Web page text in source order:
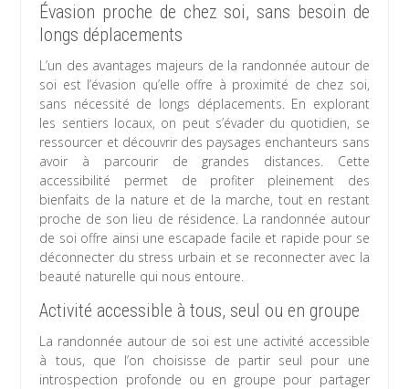
Évasion proche de chez soi, sans besoin de
longs déplacements
L’un des avantages majeurs de la randonnée autour de
soi est l’évasion qu’elle offre à proximité de chez soi,
sans nécessité de longs déplacements. En explorant
les sentiers locaux, on peut s’évader du quotidien, se
ressourcer et découvrir des paysages enchanteurs sans
avoir à parcourir de grandes distances. Cette
accessibilité permet de profiter pleinement des
bienfaits de la nature et de la marche, tout en restant
proche de son lieu de résidence. La randonnée autour
de soi offre ainsi une escapade facile et rapide pour se
déconnecter du stress urbain et se reconnecter avec la
beauté naturelle qui nous entoure.
Activité accessible à tous, seul ou en groupe
La randonnée autour de soi est une activité accessible
à tous, que l’on choisisse de partir seul pour une
introspection profonde ou en groupe pour partager